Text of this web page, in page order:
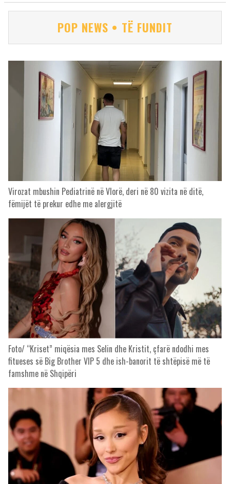
POP NEWS • TË FUNDIT
Virozat mbushin Pediatrinë në Vlorë, deri në 80 vizita në ditë,
fëmijët të prekur edhe me alergjitë
Foto/ “Kriset” miqësia mes Selin dhe Kristit, çfarë ndodhi mes
fitueses së Big Brother VIP 5 dhe ish-banorit të shtëpisë më të
famshme në Shqipëri